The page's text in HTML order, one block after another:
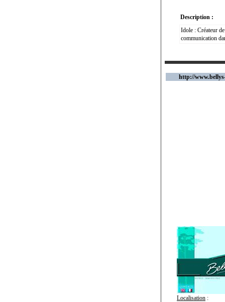
Description :
Idole : Créateur
communication
http://
Localisation :